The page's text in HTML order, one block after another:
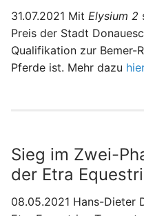
31.07.2021 Mit Elysium 2
Preis der Stadt
Qualifikation zur Bemer-
Pferde ist. Mehr dazu hier
Sieg im Zwei-
der Etra
08.05.2021 Hans-Dieter